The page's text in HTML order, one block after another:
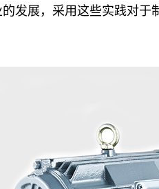
发展，采用这些实践对